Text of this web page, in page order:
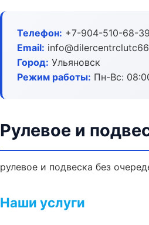
Телефон: +7-904-510-68-39
Email:
Город: Ульяновск
Режим работы: Пн-Вс:
Рулевое и
рулевое и подвеска без
Наши услуги